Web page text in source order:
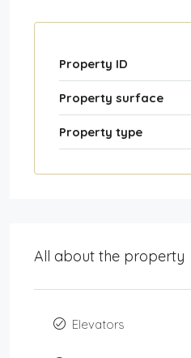
Property ID
Property surface
Property type
All about the property
Elevators